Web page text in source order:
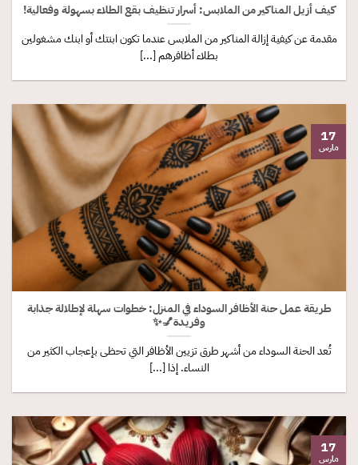
كيف أزيل المناكير من الملابس: أسرار تنظيف بقع الطلاء بسهولة وفعالية!
مقدمة عن كيفية إزالة المناكير من الملابس عندما تكون ابنتك أو ابنك مشغولين
بطلاء أظافرهم [...]
طريقة عمل حنة الأظافر السوداء في المنزل: خطوات سهلة لإطلالة جذابة
وفريدة💅✨
تُعد الحنة السوداء من أشهر طرق تزيين الأظافر التي تحظى بإعجاب الكثير من
النساء. إذا [...]
17
مارس
17
مارس